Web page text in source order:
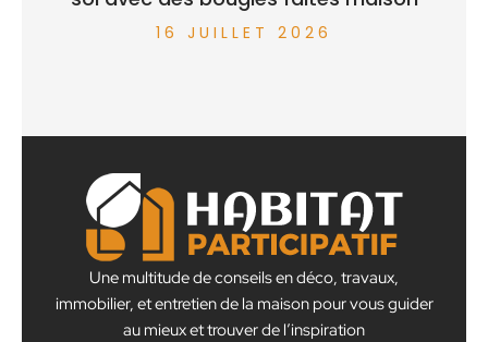
16 JUILLET 2026
Une multitude de conseils en déco, travaux,
immobilier, et entretien de la maison pour vous guider
au mieux et trouver de l’inspiration